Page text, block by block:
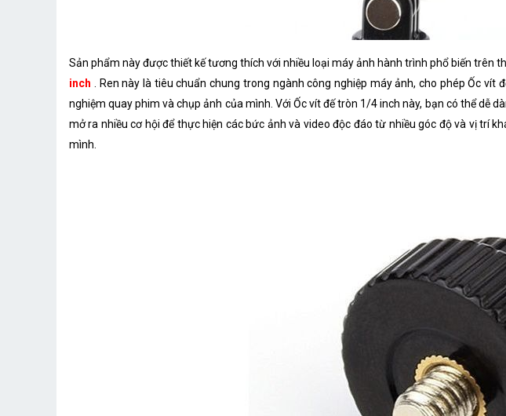
Sản phẩm này được thiết kế tương thích với nhiều loại máy ảnh hành trình phổ biến trên
inch
. Ren này là tiêu chuẩn chung trong ngành công nghiệp máy ảnh, cho phép Ốc
nghiệm quay phim và chụp ảnh của mình. Với Ốc vít đế tròn 1/4 inch này, bạn có thể dễ
mở ra nhiều cơ hội để thực hiện các bức ảnh và video độc đáo từ nhiều góc độ và vị trí
mình.